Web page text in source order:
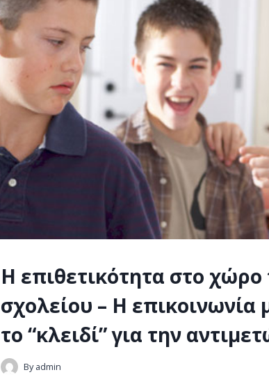
Η επιθετικότητα στο χώρο
σχολείου – Η επικοινωνία
το “κλειδί” για την
By admin